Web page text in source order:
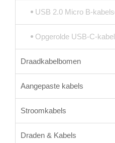
USB 2.0 Micro B-
Opgerolde USB-C-kabel
Draadkabelbomen
Aangepaste kabels
Stroomkabels
Draden & Kabels